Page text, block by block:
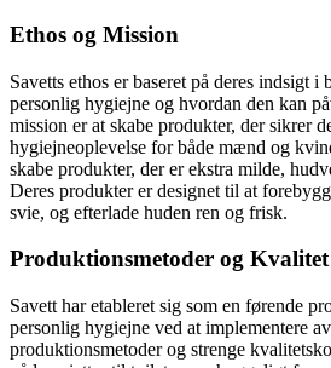
Ethos og Mission
Savetts ethos er baseret på deres indsigt i
personlig hygiejne og hvordan den kan
mission er at skabe produkter, der sikrer
hygiejneoplevelse for både mænd og
skabe produkter, der er ekstra milde,
Deres produkter er designet til at
svie, og efterlade huden ren og frisk.
Produktionsmetoder og Kvalitet
Savett har etableret sig som en førende
personlig hygiejne ved at implementere
produktionsmetoder og strenge